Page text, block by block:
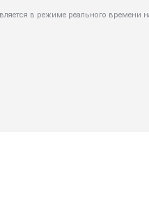
в режиме реального времени